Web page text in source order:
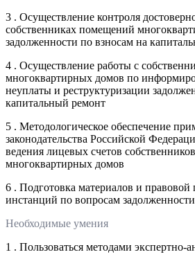
3 . Осуществление контроля
собственниках помещений
задолженности по взносам на
4 . Осуществление работы с
многоквартирных домов по
неуплаты и реструктуризации
капитальный ремонт
5 . Методологическое обеспечение
законодательства Российской
ведения лицевых счетов
многоквартирных домов
6 . Подготовка материалов и правовой
инстанций по вопросам
Необходимые умения
1 . Пользоваться методами экспертно-